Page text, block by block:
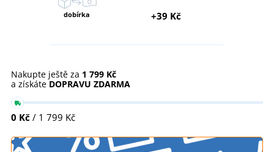
dobírka +39 Kč
Nakupte ještě za 1 799 Kč
a získáte DOPRAVU ZDARMA
0 Kč / 1 799 Kč